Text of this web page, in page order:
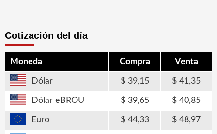
Cotización del día
Moneda Compra Venta
Dólar 39,15 41,35
Dólar eBROU 39,65 40,85
Euro 44,33 48,97